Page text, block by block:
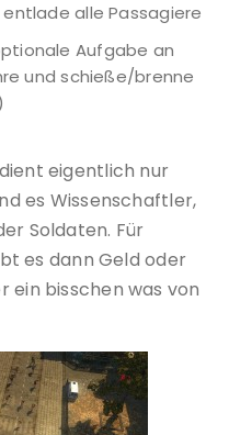
entlade alle Passagiere
Aufgabe an
und schieße/brenne
eigentlich nur
es Wissenschaftler,
Soldaten. Für
es dann Geld oder
ein bisschen was von